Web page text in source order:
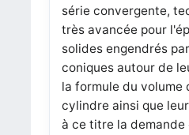
série convergente,
très avancée pour
solides engendrés
coniques autour de
la formule du volume
cylindre ainsi que
à ce titre la demande